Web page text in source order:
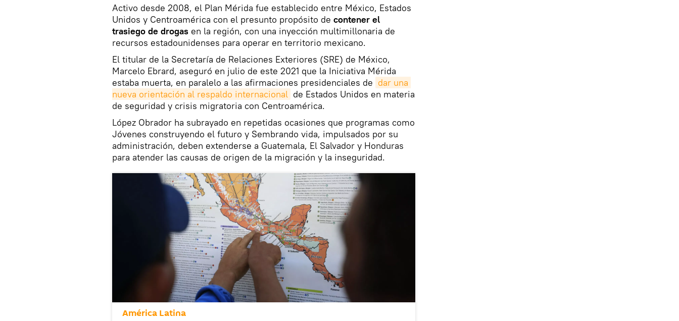
Activo desde 2008, el Plan Mérida fue establecido entre México, Estados
Unidos y Centroamérica con el presunto propósito de contener el
trasiego de drogas en la región, con una inyección multimillonaria de
recursos estadounidenses para operar en territorio mexicano.
El titular de la Secretaría de Relaciones Exteriores (SRE) de México,
Marcelo Ebrard, aseguró en julio de este 2021 que la Iniciativa Mérida
estaba muerta, en paralelo a las afirmaciones presidenciales de dar una
nueva orientación al respaldo internacional de Estados Unidos en materia
de seguridad y crisis migratoria con Centroamérica.
López Obrador ha subrayado en repetidas ocasiones que programas como
Jóvenes construyendo el futuro y Sembrando vida, impulsados por su
administración, deben extenderse a Guatemala, El Salvador y Honduras
para atender las causas de origen de la migración y la inseguridad.
América Latina